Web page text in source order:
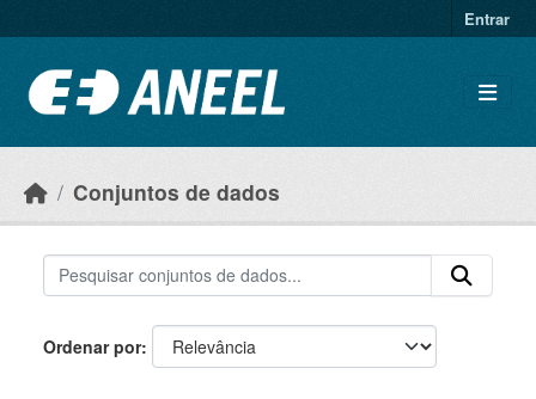
Entrar
Conjuntos de dados
Ordenar por